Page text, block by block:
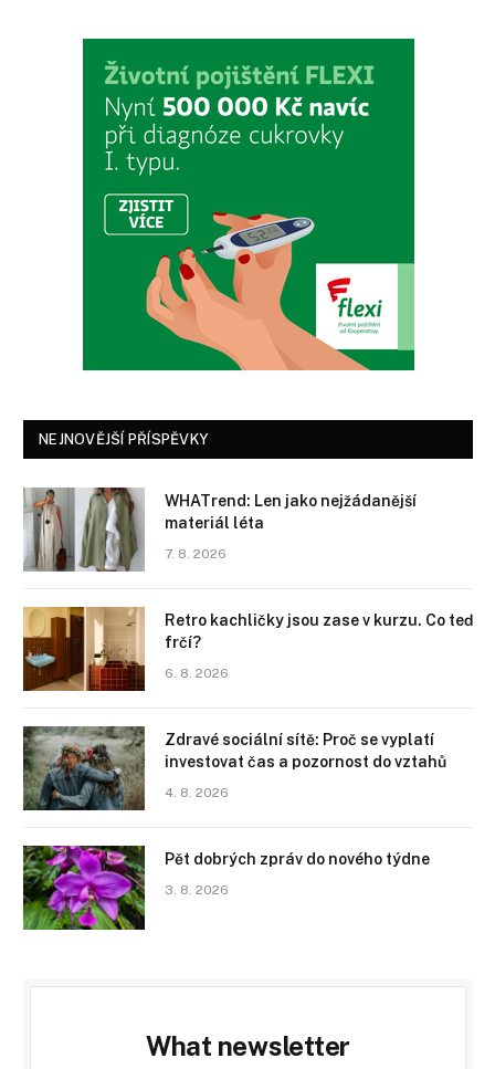
NEJNOVĚJŠÍ PŘÍSPĚVKY
WHATrend: Len jako nejžádanější
materiál léta
7. 8. 2026
Retro kachličky jsou zase v kurzu. Co teď
frčí?
6. 8. 2026
Zdravé sociální sítě: Proč se vyplatí
investovat čas a pozornost do vztahů
4. 8. 2026
Pět dobrých zpráv do nového týdne
3. 8. 2026
What newsletter